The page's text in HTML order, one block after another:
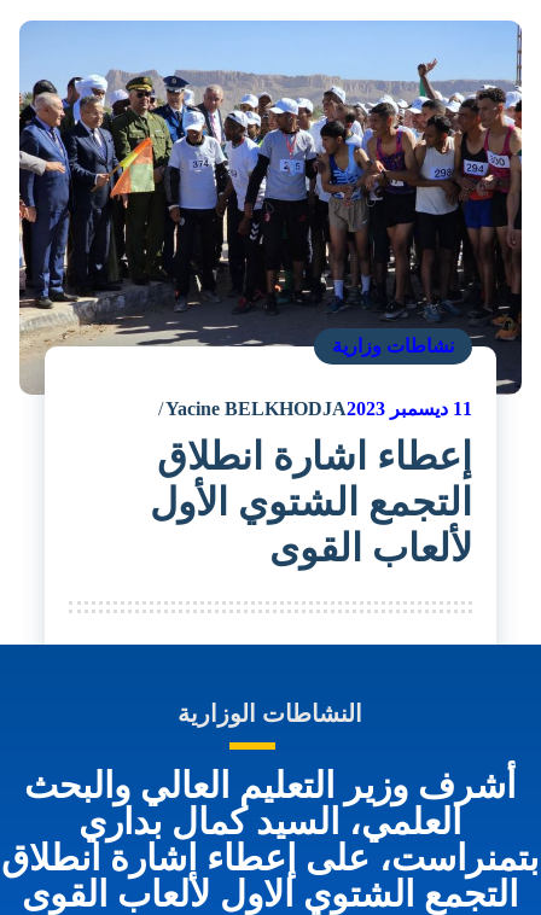
نشاطات وزارية
11ديسمبر 2023 Yacine BELKHODJA
إعطاء اشارة انطلاق
التجمع الشتوي الأول
لألعاب القوى
النشاطات الوزارية
أشرف وزير التعليم العالي والبحث
العلمي، السيد كمال بداري
على إعطاء اشارة انطلاق
التجمع الشتوي الاول لألعاب القوى